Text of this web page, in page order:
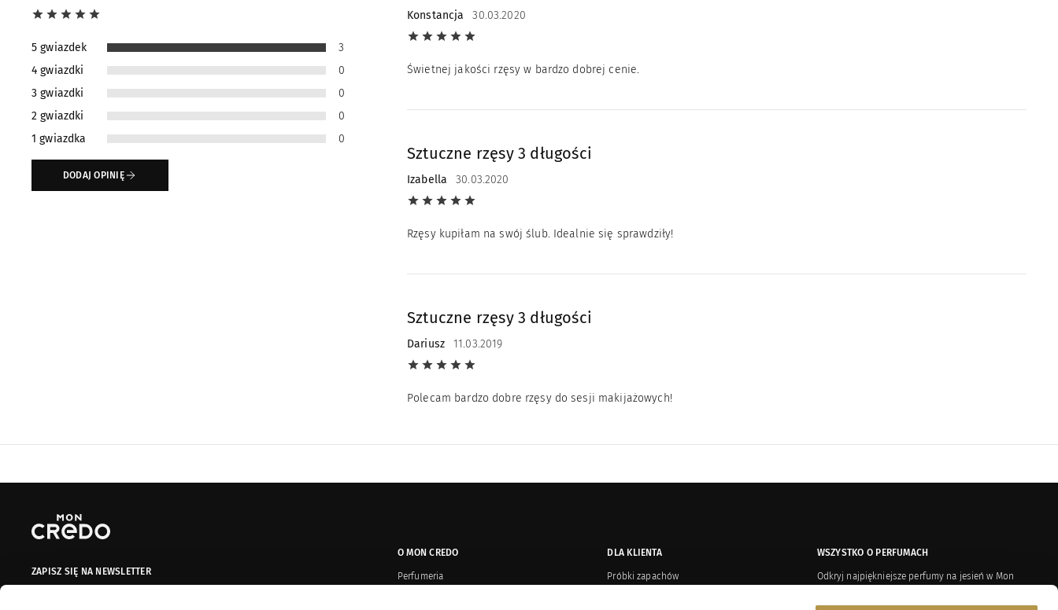
5 gwiazdek
3
4 gwiazdki
0
3 gwiazdki
0
2 gwiazdki
0
1 gwiazdka
0
DODAJ OPINIĘ
Konstancja 30.03.2020
Świetnej jakości rzęsy w bardzo dobrej cenie.
Sztuczne rzęsy 3 długości
Izabella 30.03.2020
Rzęsy kupiłam na swój ślub. Idealnie się sprawdziły!
Sztuczne rzęsy 3 długości
Dariusz 11.03.2019
Polecam bardzo dobre rzęsy do sesji makijażowych!
ZAPISZ SIĘ NA NEWSLETTER
O MON CREDO
Perfumeria
DLA KLIENTA
Próbki zapachów
WSZYSTKO O PERFUMACH
Odkryj najpiękniejsze perfumy na jesień w Mon